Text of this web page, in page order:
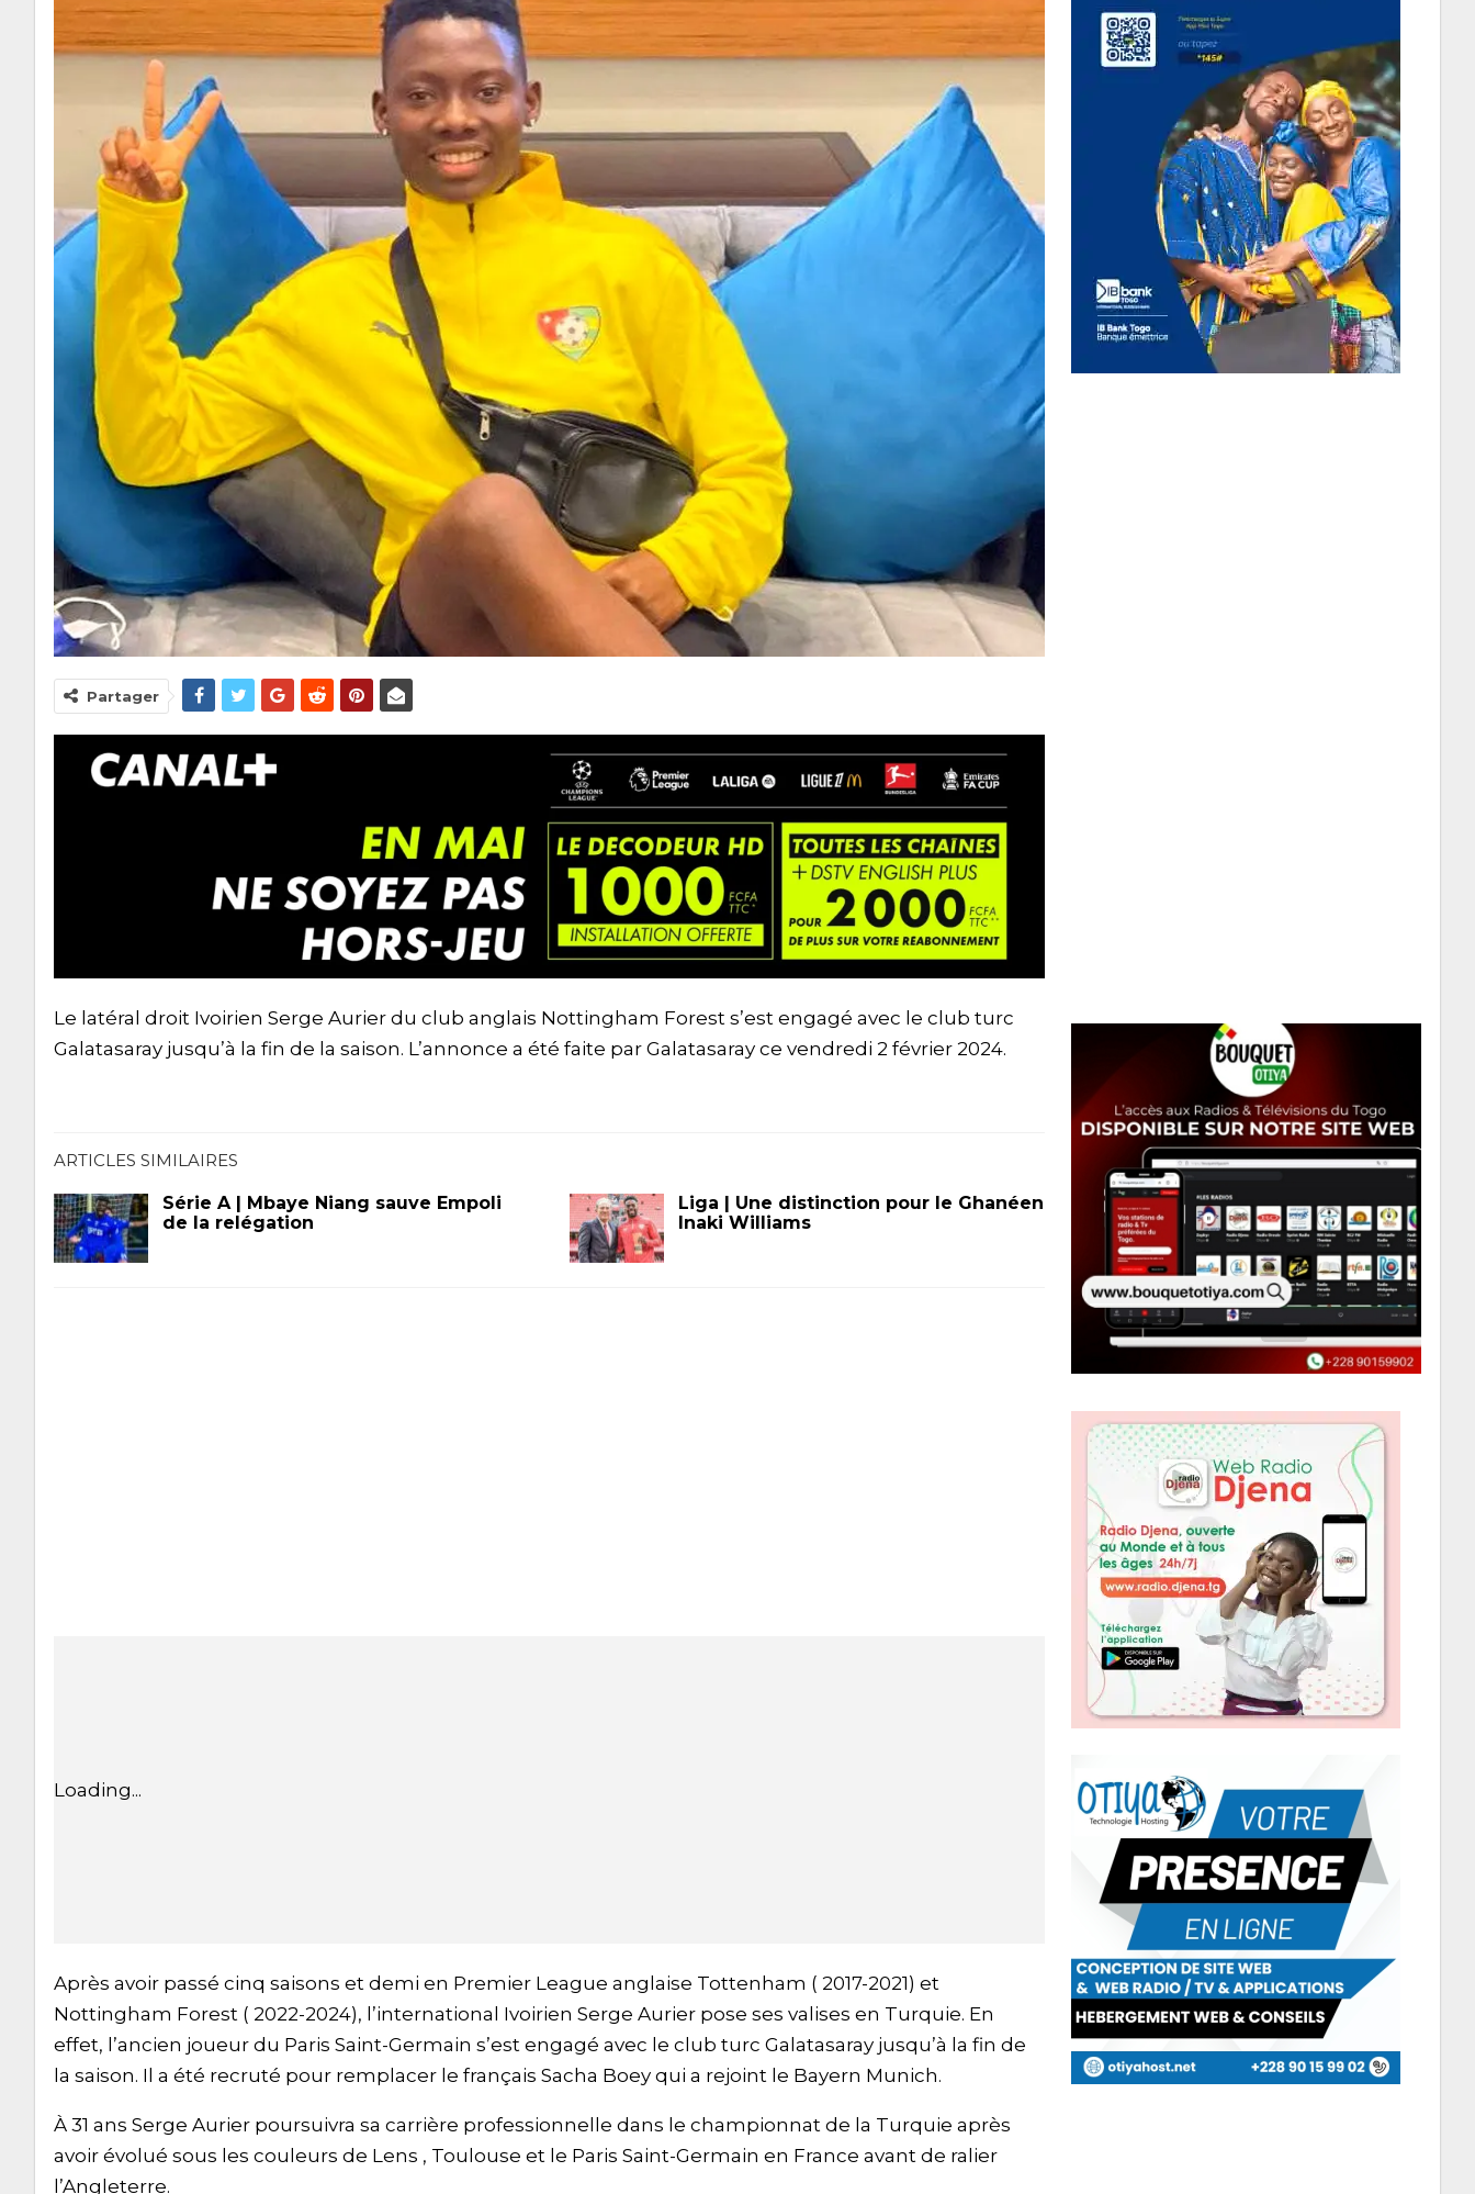
Partager
Le latéral droit Ivoirien Serge Aurier du club anglais Nottingham Forest s’est engagé avec le club turc
Galatasaray jusqu’à la fin de la saison. L’annonce a été faite par Galatasaray ce vendredi 2 février 2024.
ARTICLES SIMILAIRES
Série A | Mbaye Niang sauve Empoli
de la relégation
Liga | Une distinction pour le Ghanéen
Inaki Williams
Loading...
Après avoir passé cinq saisons et demi en Premier League anglaise Tottenham ( 2017-2021) et
Nottingham Forest ( 2022-2024), l’international Ivoirien Serge Aurier pose ses valises en Turquie. En
effet, l’ancien joueur du Paris Saint-Germain s’est engagé avec le club turc Galatasaray jusqu’à la fin de
la saison. Il a été recruté pour remplacer le français Sacha Boey qui a rejoint le Bayern Munich.
À 31 ans Serge Aurier poursuivra sa carrière professionnelle dans le championnat de la Turquie après
avoir évolué sous les couleurs de Lens , Toulouse et le Paris Saint-Germain en France avant de ralier
l’Angleterre.